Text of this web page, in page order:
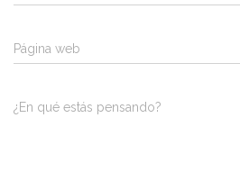
Página web
¿En qué estás pensando?